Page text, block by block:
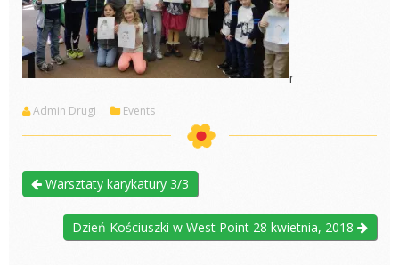
r
Admin Drugi Events
Warsztaty karykatury 3/3
Dzień Kościuszki w West Point 28 kwietnia, 2018